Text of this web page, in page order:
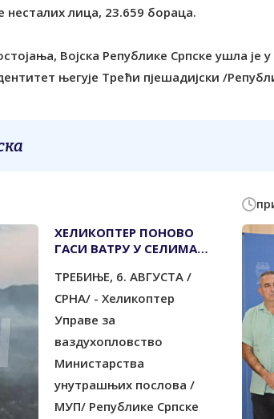
лица, 23.659 бораца.
Војска Републике Српске ушла је
његује Трећи пјешадијски /
ХЕЛИКОПТЕР ПОНОВО
ГАСИ ВАТРУ У СЕЛИМА
TРЕБИЊЕ, 6. АВГУСTА /
СРНА/ - Хеликоптер
Управе за
ваздухопловство
Министарства
унутрашњих послова /
МУП/ Републике Српске